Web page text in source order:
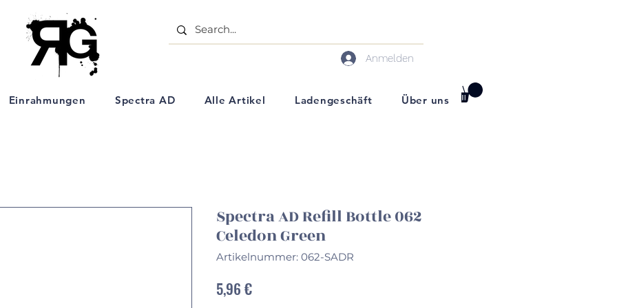
Anmelden
Einrahmungen Spectra AD Alle Artikel Ladengeschäft Über uns
Spectra AD Refill Bottle 062
Celedon Green
Artikelnummer: 062-SADR
5,96 €Preis